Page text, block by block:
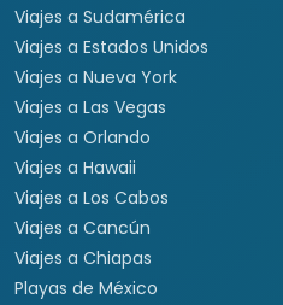
Viajes a Sudamérica
Viajes a Estados Unidos
Viajes a Nueva York
Viajes a Las Vegas
Viajes a Orlando
Viajes a Hawaii
Viajes a Los Cabos
Viajes a Cancún
Viajes a Chiapas
Playas de México